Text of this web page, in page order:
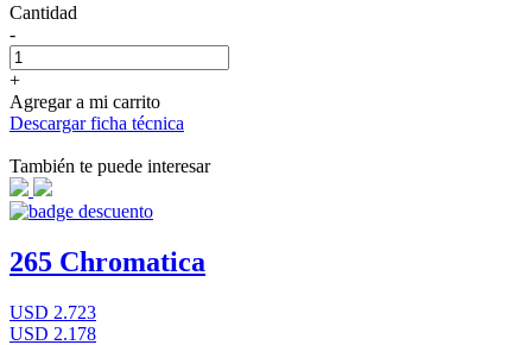
Cantidad
-
+
Agregar a mi carrito
Descargar ficha técnica
También te puede interesar
265 Chromatica
USD 2.723
USD 2.178